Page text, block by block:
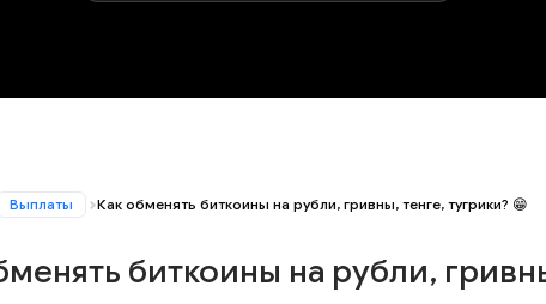
Выплаты Как обменять биткоины на рубли, гривны, тенге, тугрики? 😁
биткоины на рубли,